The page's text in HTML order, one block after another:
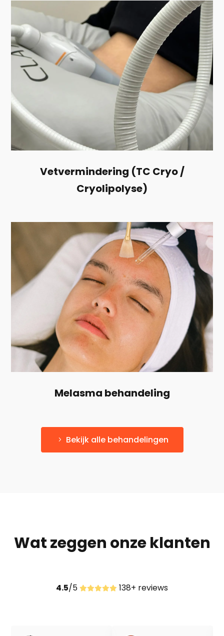
Vetvermindering (TC Cryo /
Cryolipolyse)
Melasma behandeling
Bekijk alle behandelingen
Wat zeggen onze klanten
4.5/5 138+ reviews